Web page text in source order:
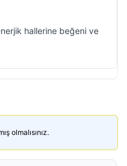
hallerine beğeni ve
olmalısınız.